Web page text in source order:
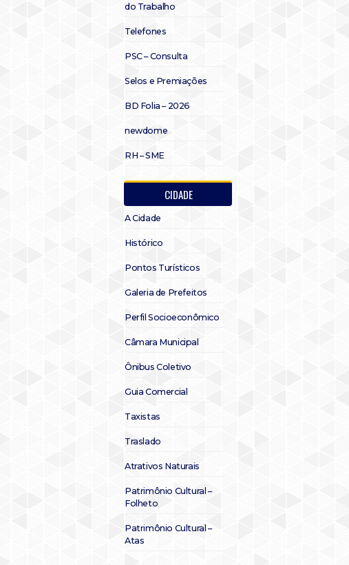
do Trabalho
Telefones
PSC – Consulta
Selos e Premiações
BD Folia – 2026
newdome
RH – SME
CIDADE
A Cidade
Histórico
Pontos Turísticos
Galeria de Prefeitos
Perfil Socioeconômico
Câmara Municipal
Ônibus Coletivo
Guia Comercial
Taxistas
Traslado
Atrativos Naturais
Patrimônio Cultural –
Folheto
Patrimônio Cultural –
Atas